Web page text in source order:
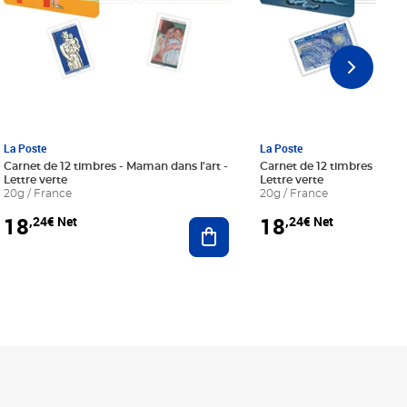
au panier
La Poste
Carnet de 12 timbres - Maman dans l'art -
Lettre verte
20g / France
18,24€ Net Ajouter au panier
La Poste
Carnet de 12 timbres - Le
Lettre verte
20g / France
18,24€ Net